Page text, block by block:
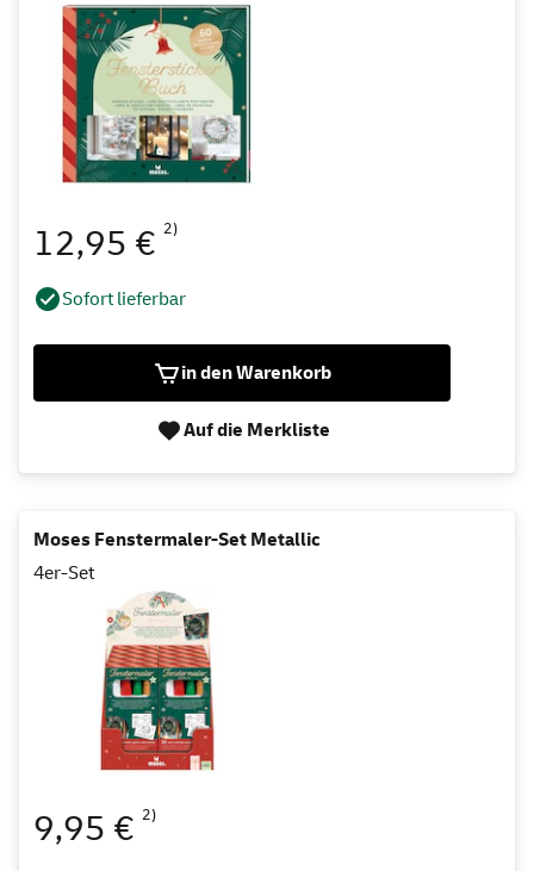
12,95 € 2)
Sofort lieferbar
in den Warenkorb
Auf die Merkliste
Moses Fenstermaler-Set Metallic
4er-Set
9,95 € 2)